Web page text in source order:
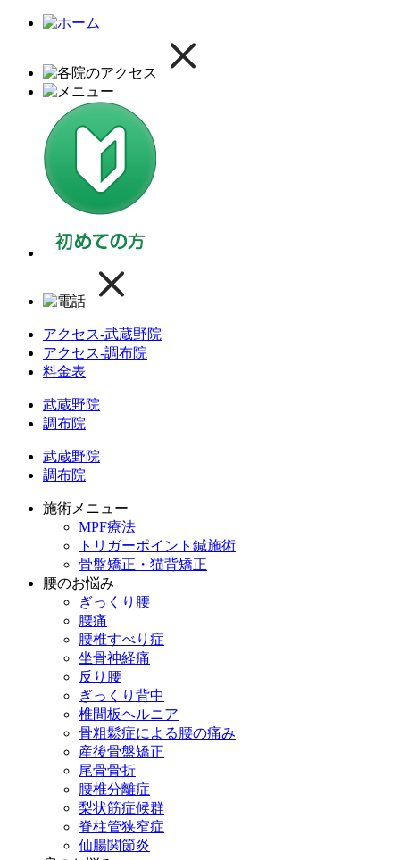
アクセス-武蔵野院
アクセス-調布院
料金表
武蔵野院
調布院
武蔵野院
調布院
施術メニュー
MPF療法
トリガーポイント鍼施術
骨盤矯正・猫背矯正
腰のお悩み
ぎっくり腰
腰痛
腰椎すべり症
坐骨神経痛
反り腰
ぎっくり背中
椎間板ヘルニア
骨粗鬆症による腰の痛み
産後骨盤矯正
尾骨骨折
腰椎分離症
梨状筋症候群
脊柱管狭窄症
仙腸関節炎